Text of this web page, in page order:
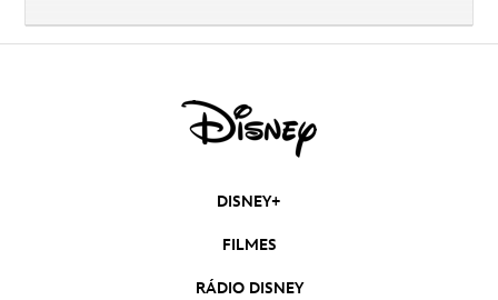
DISNEY+
FILMES
RÁDIO DISNEY